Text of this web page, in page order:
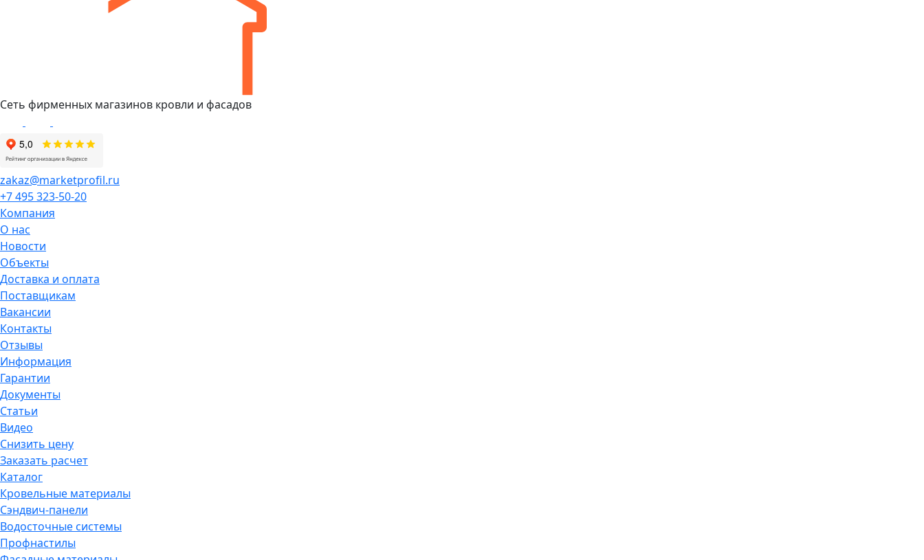
Сеть фирменных магазинов кровли и фасадов
zakaz@marketprofil.ru
+7 495 323-50-20
Компания
О нас
Новости
Объекты
Доставка и оплата
Поставщикам
Вакансии
Контакты
Отзывы
Информация
Гарантии
Документы
Статьи
Видео
Снизить цену
Заказать расчет
Каталог
Кровельные материалы
Сэндвич-панели
Водосточные системы
Профнастилы